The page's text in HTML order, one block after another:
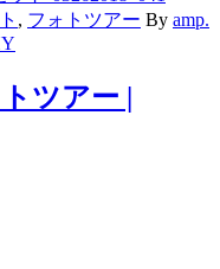
, フォトツアー By amp.
ツアー |